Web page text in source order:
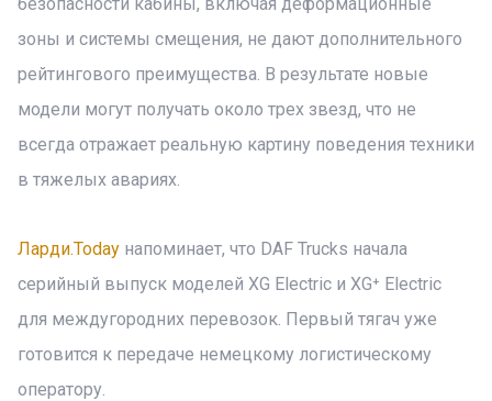
зоны и системы смещения, не дают дополнительного
рейтингового преимущества. В результате новые
модели могут получать около трех звезд, что не
всегда отражает реальную картину поведения техники
в тяжелых авариях.
Ларди.Today напоминает, что DAF Trucks начала
серийный выпуск моделей XG Electric и XG⁺ Electric
для междугородних перевозок. Первый тягач уже
готовится к передаче немецкому логистическому
оператору.